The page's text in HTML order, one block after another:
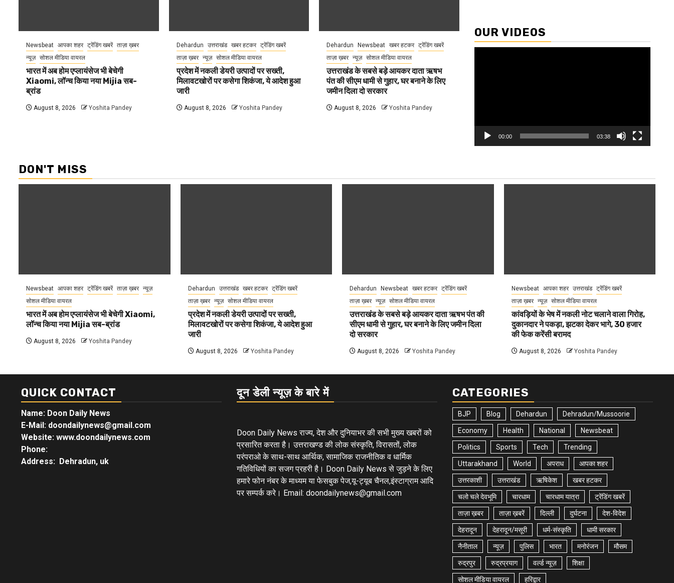
Newsbeat आपका शहर ट्रेंडिंग खबरें ताज़ा ख़बर
न्यूज़ सोशल मीडिया वायरल
भारत में अब होम एप्लायंसेज भी बेचेगी
Xiaomi, लॉन्च किया नया Mijia सब-
ब्रांड
August 8, 2026 Yoshita Pandey
Dehardun उत्तराखंड खबर हटकर ट्रेंडिंग खबरें
ताज़ा ख़बर न्यूज़ सोशल मीडिया वायरल
प्रदेश में नकली डेयरी उत्पादों पर सख्ती,
मिलावटखोरों पर कसेगा शिकंजा, ये आदेश हुआ
जारी
August 8, 2026 Yoshita Pandey
Dehardun Newsbeat खबर हटकर ट्रेंडिंग खबरें
ताज़ा ख़बर न्यूज़ सोशल मीडिया वायरल
उत्तराखंड के सबसे बड़े आयकर दाता ऋषभ
पंत की सीएम धामी से गुहार, घर बनाने के लिए
जमीन दिला दो सरकार
August 8, 2026 Yoshita Pandey
OUR VIDEOS
00:00 03:38
DON'T MISS
Newsbeat आपका शहर ट्रेंडिंग खबरें ताज़ा ख़बर न्यूज़
सोशल मीडिया वायरल
भारत में अब होम एप्लायंसेज भी बेचेगी Xiaomi,
लॉन्च किया नया Mijia सब-ब्रांड
August 8, 2026 Yoshita Pandey
Dehardun उत्तराखंड खबर हटकर
ट्रेंडिंग खबरें
ताज़ा ख़बर
न्यूज़ सोशल मीडिया वायरल
प्रदेश में नकली डेयरी उत्पादों पर सख्ती,
मिलावटखोरों पर कसेगा शिकंजा, ये आदेश हुआ
जारी
August 8, 2026 Yoshita Pandey
Dehardun Newsbeat खबर हटकर ट्रेंडिंग खबरें
ताज़ा ख़बर न्यूज़ सोशल मीडिया वायरल
उत्तराखंड के सबसे बड़े आयकर दाता ऋषभ पंत की
सीएम धामी से गुहार, घर बनाने के लिए जमीन दिला
दो सरकार
August 8, 2026 Yoshita Pandey
Newsbeat आपका शहर उत्तराखंड
ट्रेंडिंग खबरें
ताज़ा ख़बर
न्यूज़ सोशल मीडिया वायरल
कांवड़ियों के भेष में नकली नोट चलाने वाला गिरोह,
दुकानदार ने पकड़ा, झटका देकर भागे, 30 हजार
की फेक करेंसी बरामद
August 8, 2026 Yoshita Pandey
QUICK CONTACT
Name: Doon Daily News
E-Mail: doondailynews@gmail.com
Website: www.doondailynews.com
Phone:
Address: Dehradun, uk
दून डेली न्यूज़ के बारे में
Doon Daily News राज्य, देश और दुनियाभर की सभी मुख्य खबरों को
प्रसारित करता है। उत्तराखण्ड की लोक संस्कृति, विरासतों, लोक
परंपराओ के साथ-साथ आर्थिक, सामाजिक राजनीतिक व धार्मिक
गतिविधियों का सजग प्रहरी है। Doon Daily News से जुड़ने के लिए
हमारे फोन नंबर के माध्यम या फेसबुक पेज,यू-ट्यूब चैनल,इंस्टाग्राम आदि
पर सम्पर्क करे। Email: doondailynews@gmail.com
CATEGORIES
BJP Blog Dehardun Dehradun/Mussoorie
Economy Health National Newsbeat
Politics Sports Tech Trending
Uttarakhand World अपराध आपका शहर
उत्तरकाशी उत्तराखंड ऋषिकेश खबर हटकर
चलो चले देवभूमि चारधाम चारधाम यात्रा ट्रेंडिंग खबरें
ताज़ा ख़बर ताज़ा ख़बरें दिल्ली दुर्घटना देश-विदेश
देहरादून देहरादून/मसूरी धर्म-संस्कृति धामी सरकार
नैनीताल न्यूज़ पुलिस भारत मनोरंजन मौसम
रुद्रपुर रुद्रप्रयाग वर्ल्ड न्यूज़ शिक्षा
सोशल मीडिया वायरल हरिद्वार